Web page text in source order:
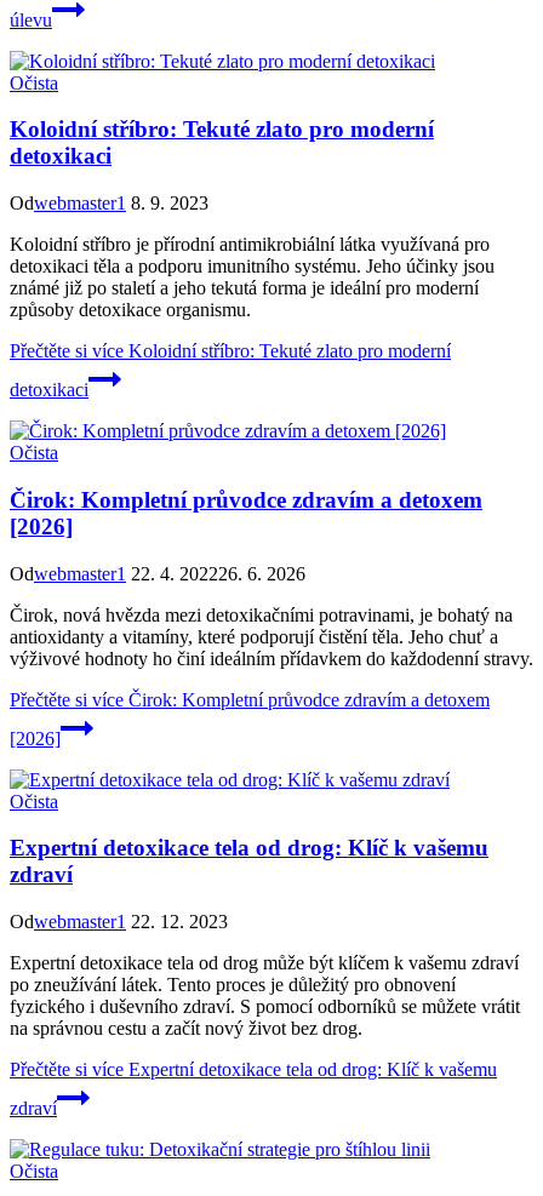
úlevu
Očista
Koloidní stříbro: Tekuté zlato pro moderní
detoxikaci
Odwebmaster1 8. 9. 2023
Koloidní stříbro je přírodní antimikrobiální látka využívaná pro
detoxikaci těla a podporu imunitního systému. Jeho účinky jsou
známé již po staletí a jeho tekutá forma je ideální pro moderní
způsoby detoxikace organismu.
Přečtěte si více Koloidní stříbro: Tekuté zlato pro moderní
detoxikaci
Očista
Čirok: Kompletní průvodce zdravím a detoxem
[2026]
Odwebmaster1 22. 4. 202226. 6. 2026
Čirok, nová hvězda mezi detoxikačními potravinami, je bohatý na
antioxidanty a vitamíny, které podporují čistění těla. Jeho chuť a
výživové hodnoty ho činí ideálním přídavkem do každodenní stravy.
Přečtěte si více Čirok: Kompletní průvodce zdravím a detoxem
[2026]
Očista
Expertní detoxikace tela od drog: Klíč k vašemu
zdraví
Odwebmaster1 22. 12. 2023
Expertní detoxikace tela od drog může být klíčem k vašemu zdraví
po zneužívání látek. Tento proces je důležitý pro obnovení
fyzického i duševního zdraví. S pomocí odborníků se můžete vrátit
na správnou cestu a začít nový život bez drog.
Přečtěte si více Expertní detoxikace tela od drog: Klíč k vašemu
zdraví
Očista